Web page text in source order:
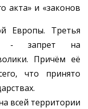
акта» и «законов
Европы. Третья
- запрет на
Причём её
что принято
всей территории